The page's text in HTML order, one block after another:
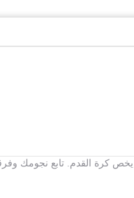
ما يخص كرة القدم. تابع نجومك